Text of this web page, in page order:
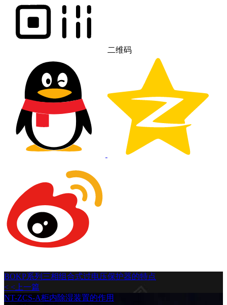
二维码
BOKP系列三相组合式过电压保护器的特点
< <上一篇
NT-ZCS-A柜内除湿装置的作用